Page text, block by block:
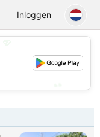
Inloggen